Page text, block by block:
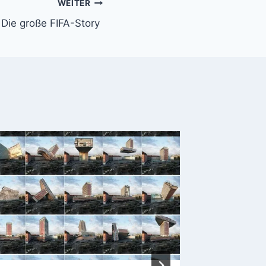
WEITER
Die große FIFA-Story